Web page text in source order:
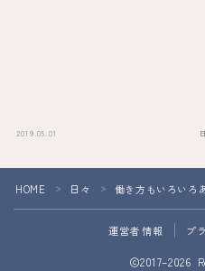
2019.05.01
HOME ＞ 日々 ＞ 働き方もいろいろ
運営者情報 プ
2017–2026